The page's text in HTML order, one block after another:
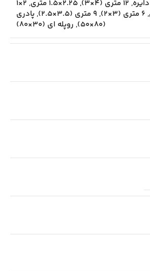
, 12 متری (4×3) ,2.25×1.5 متری ,
2×1
, 6 متری (3×2) , 9 متری (3.5×2.5) ,پادری
(80×50)
, روپله ای (30×80)